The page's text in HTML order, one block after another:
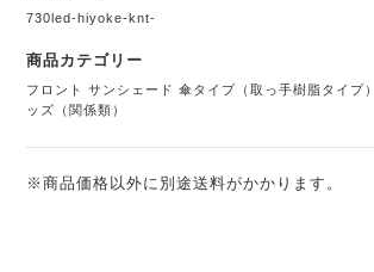
730led-hiyoke-knt-
商品カテゴリー
フロント サンシェード 傘タイプ（取っ手樹脂タイプ）
ッズ（関係類）
※商品価格以外に別途送料がかかります。